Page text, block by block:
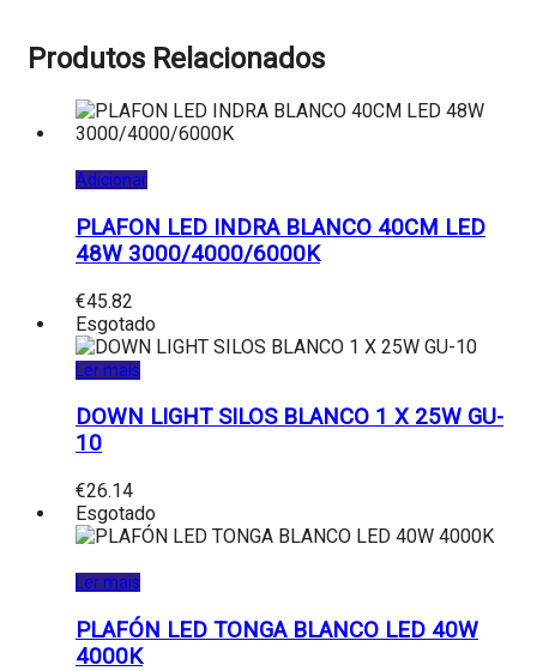
Produtos Relacionados
Adicionar
PLAFON LED INDRA BLANCO 40CM LED
48W 3000/4000/6000K
€45.82
Esgotado
Ler mais
DOWN LIGHT SILOS BLANCO 1 X 25W GU-
10
€26.14
Esgotado
Ler mais
PLAFÓN LED TONGA BLANCO LED 40W
4000K